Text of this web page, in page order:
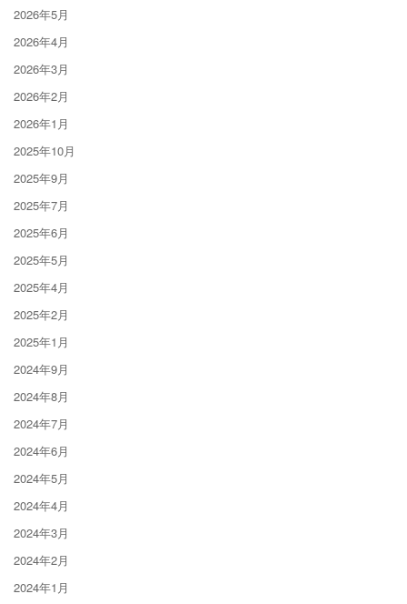
2026年5月
2026年4月
2026年3月
2026年2月
2026年1月
2025年10月
2025年9月
2025年7月
2025年6月
2025年5月
2025年4月
2025年2月
2025年1月
2024年9月
2024年8月
2024年7月
2024年6月
2024年5月
2024年4月
2024年3月
2024年2月
2024年1月